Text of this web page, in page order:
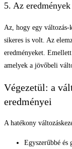
5. Az eredmények
Az, hogy egy változás-
sikeres is volt. Az
eredményeket.
amelyek a jövőbeli
Végezetül: a
eredményei
A hatékony
Egyszerűbbé és